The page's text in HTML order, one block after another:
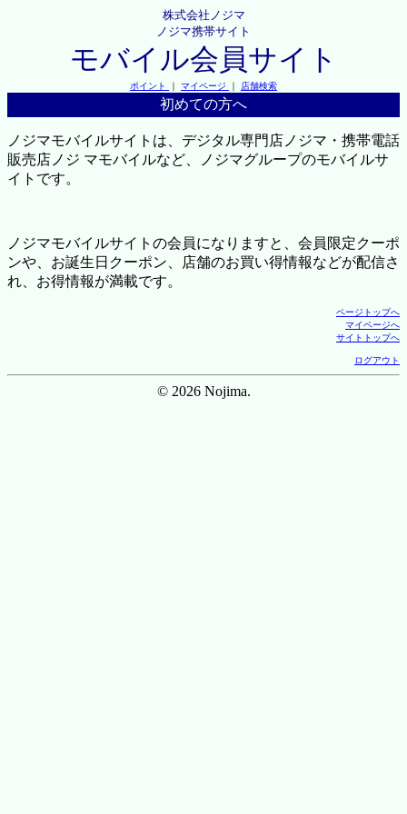
株式会社ノジマ
ノジマ携帯サイト
モバイル会員サイト
ポイント ｜ マイページ ｜ 店舗検索
初めての方へ
ノジマモバイルサイトは、デジタル専門店ノジマ・携帯電話
販売店ノジ マモバイルなど、ノジマグループのモバイルサ
イトです。
ノジマモバイルサイトの会員になりますと、会員限定クーポ
ンや、お誕生日クーポン、店舗のお買い得情報などが配信さ
れ、お得情報が満載です。
ページトップへ
マイページへ
サイトトップへ
ログアウト
© 2026 Nojima.